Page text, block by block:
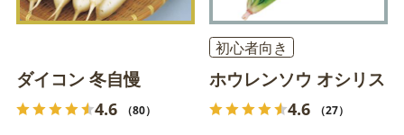
ダイコン 冬自慢
4.6 （80）
初心者向き
ホウレンソウ オシリス
4.6 （27）